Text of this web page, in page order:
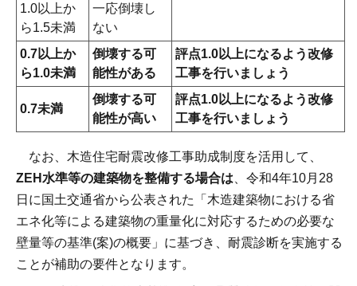
1.0以上か
ら1.5未満
一応倒壊し
ない
0.7以上か
ら1.0未満
倒壊する可
能性がある
評点1.0以上になるよう改修
工事を行いましょう
0.7未満
倒壊する可
能性が高い
評点1.0以上になるよう改修
工事を行いましょう
なお、木造住宅耐震改修工事助成制度を活用して、
ZEH水準等の建築物を整備する場合は、令和4年10月28
日に国土交通省から公表された「木造建築物における省
エネ化等による建築物の重量化に対応するための必要な
壁量等の基準(案)の概要」に基づき、耐震診断を実施する
ことが補助の要件となります。